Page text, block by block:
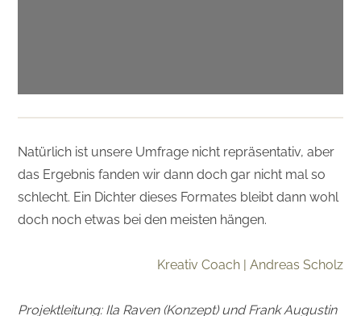
Natürlich ist unsere Umfrage nicht repräsentativ, aber
das Ergebnis fanden wir dann doch gar nicht mal so
schlecht. Ein Dichter dieses Formates bleibt dann wohl
doch noch etwas bei den meisten hängen.
Kreativ Coach | Andreas Scholz
Projektleitung: Ila Raven (Konzept) und Frank Augustin